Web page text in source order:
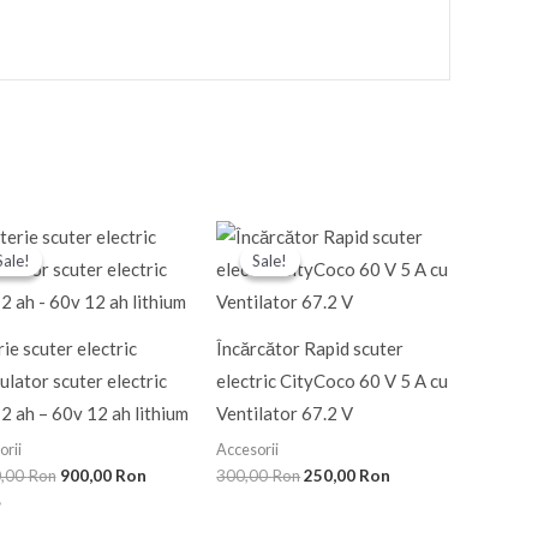
scuter electric
scuter electric
ah – 60v 12 ah lithium
Ron
Prețul
inițial
a
1.000,00 Ron.
900,00 Ron
Prețul
curent
este:
Sale!
Sale!
Încărcător Rapid scuter
electric CityCoco 60 V 5 A cu
Ventilator 67.2 V
Accesorii
300,00Ron
Prețul
inițial
a
300,00 Ron.
250,00 Ron
Prețul
curent
este: